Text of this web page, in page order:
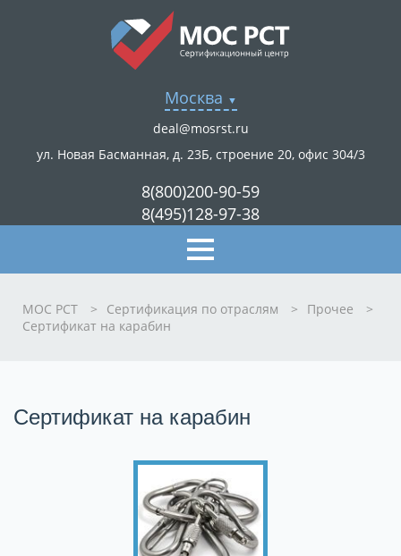
Москва
deal@mosrst.ru
ул. Новая Басманная, д. 23Б, строение 20, офис 304/3
8(800)200-90-59
8(495)128-97-38
МОС РСТ > Сертификация по отраслям > Прочее
>
Сертификат на карабин
Сертификат на карабин